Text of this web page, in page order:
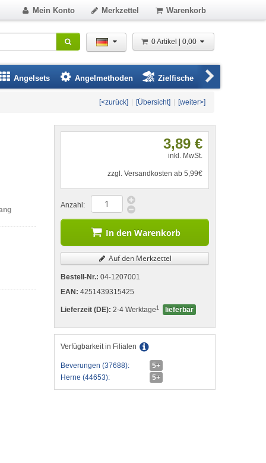
Mein Konto Merkzettel Warenkorb
0 Artikel | 0,00
Angelsets Angelmethoden Zielfische
[<zurück] [Übersicht] [weiter>]
3,89 €
inkl. MwSt.
zzgl. Versandkosten ab 5,99€
Anzahl:
In den Warenkorb
Auf den Merkzettel
Bestell-Nr.: 04-1207001
EAN: 4251439315425
Lieferzeit (DE): 2-4 Werktage 1 lieferbar
Verfügbarkeit in Filialen
Beverungen (37688):
5+
Herne (44653):
5+